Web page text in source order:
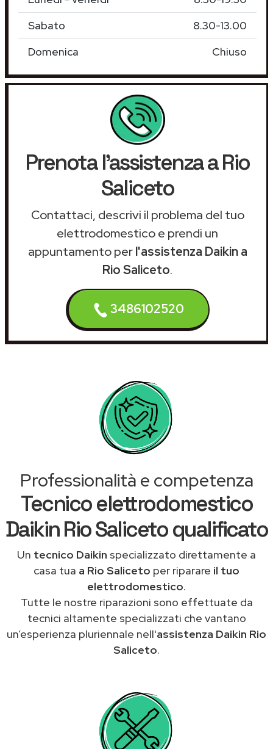
Sabato
8.30-13.00
Domenica
Chiuso
Prenota l'assistenza a Rio
Saliceto
Contattaci, descrivi il problema del tuo
elettrodomestico e prendi un
appuntamento perl'assistenza Daikin a
Rio Saliceto.
3486102520
Professionalità e competenza
Tecnico elettrodomestico
Daikin Rio Saliceto qualificato
Un tecnico Daikin specializzato direttamente a
casa tua a Rio Saliceto per riparare il tuo
elettrodomestico.
Tutte le nostre riparazioni sono effettuate da
tecnici altamente specializzati che vantano
un’esperienza pluriennale nell'assistenza Daikin Rio
Saliceto.